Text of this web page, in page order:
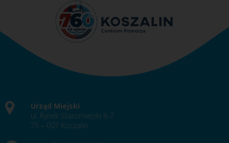
Urząd Miejski
ul. Rynek Staromiejski 6-7
75 – 007 Koszalin